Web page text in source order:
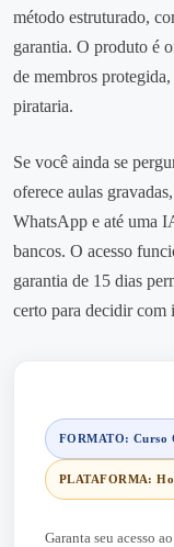
método estruturado,
garantia. O produto é
de membros
pirataria.
Se você ainda se
oferece aulas
WhatsApp e até uma
bancos. O acesso
garantia de 15 dias
certo para decidir com
FORMATO: Curso
PLATAFORMA:
Garanta seu acesso